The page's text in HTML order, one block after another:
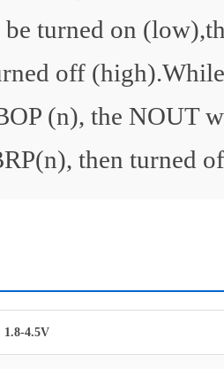
turned on
off
(n), the NOUT
then turned
1.8-4.5V